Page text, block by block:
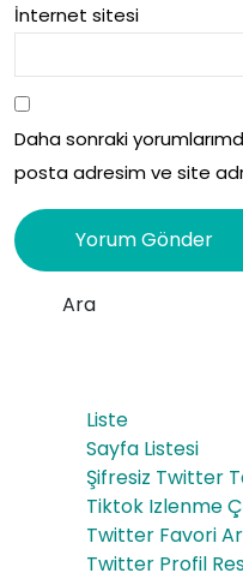
İnternet sitesi
Daha sonraki
posta adresim ve site
Ara
Liste
Sayfa Listesi
Şifresiz Twitter
Tiktok Izlenme
Twitter Favori
Twitter Profil